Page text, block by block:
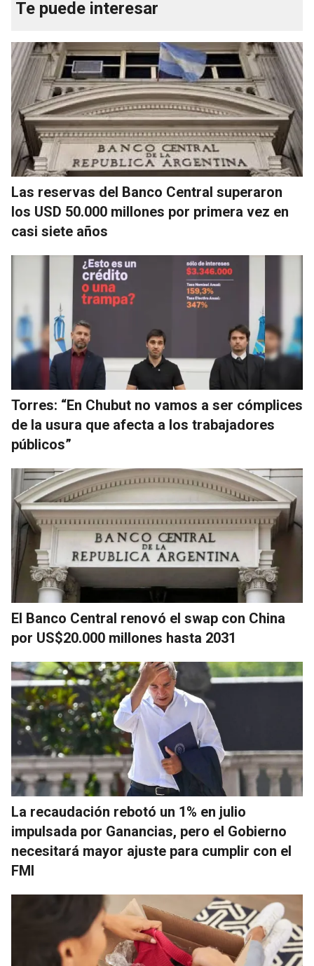
Te puede interesar
Las reservas del Banco Central superaron
los USD 50.000 millones por primera vez en
casi siete años
Torres: “En Chubut no vamos a ser cómplices
de la usura que afecta a los trabajadores
públicos”
El Banco Central renovó el swap con China
por US$20.000 millones hasta 2031
La recaudación rebotó un 1% en julio
impulsada por Ganancias, pero el Gobierno
necesitará mayor ajuste para cumplir con el
FMI